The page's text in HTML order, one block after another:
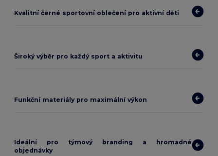
Kvalitní černé sportovní oblečení pro aktivní děti
Široký výběr pro každý sport a aktivitu
Funkční materiály pro maximální výkon
Ideální pro týmový branding a hromadné
objednávky